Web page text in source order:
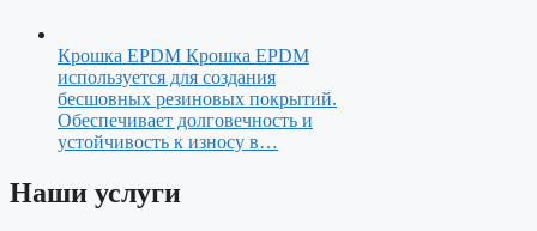
Крошка EPDM Крошка EPDM
используется для создания
бесшовных резиновых покрытий.
Обеспечивает долговечность и
устойчивость к износу в…
Наши услуги